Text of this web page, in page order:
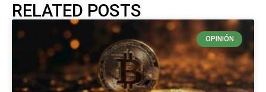
RELATED POSTS
OPINIÓN